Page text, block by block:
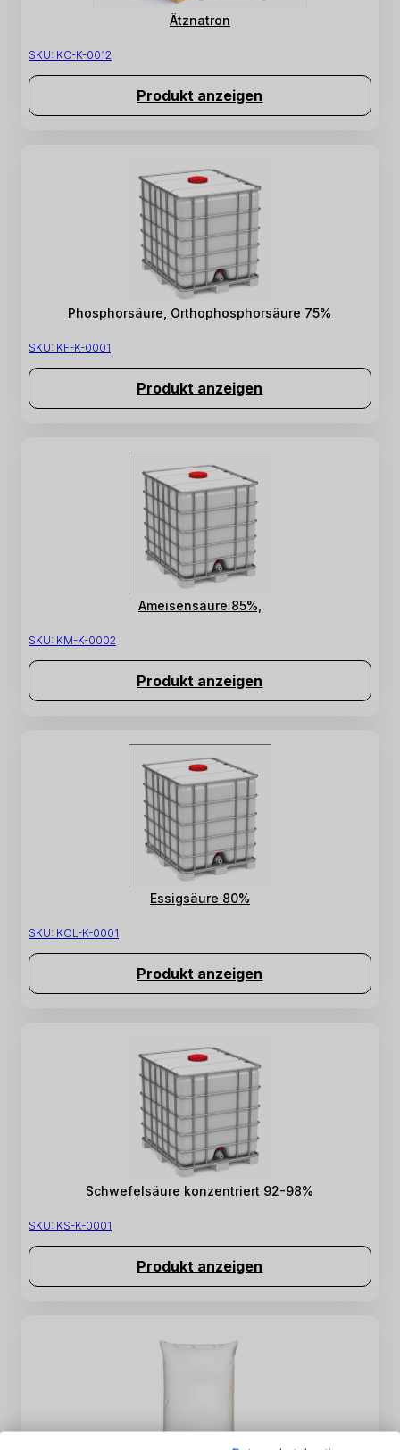
Ätznatron
SKU: KC-K-0012
Produkt anzeigen
Phosphorsäure, Orthophosphorsäure 75%
SKU: KF-K-0001
Produkt anzeigen
Ameisensäure 85%,
SKU: KM-K-0002
Produkt anzeigen
Essigsäure 80%
SKU: KOL-K-0001
Produkt anzeigen
Schwefelsäure konzentriert 92-98%
SKU: KS-K-0001
Produkt anzeigen